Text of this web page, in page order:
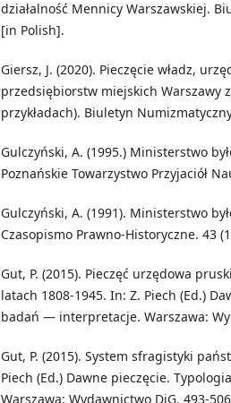
działalność Mennicy Warszawskiej.
[in Polish].
Giersz, J. (2020). Pieczęcie władz,
przedsiębiorstw miejskich Warszawy
przykładach). Biuletyn
Gulczyński, A. (1995.) Ministerstwo
Poznańskie Towarzystwo Przyjaciół
Gulczyński, A. (1991). Ministerstwo
Czasopismo Prawno-Historyczne. 43
Gut, P. (2015). Pieczęć urzędowa
latach 1808-1945. In: Z. Piech (Ed.)
badań — interpretacje. Warszawa:
Gut, P. (2015). System sfragistyki
Piech (Ed.) Dawne pieczęcie.
Warszawa: Wydawnictwo DiG. 493-